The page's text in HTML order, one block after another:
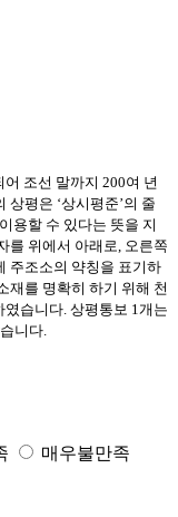
어 조선 말까지 200여 년
상평은 ‘상시평준’의 줄
용할 수 있다는 뜻을 지
를 위에서 아래로
오른쪽
주조소의 약칭을 표기하
재를 명확히 하기 위해 천
였습니다 상평통보 1 개는
니다
매우불만족